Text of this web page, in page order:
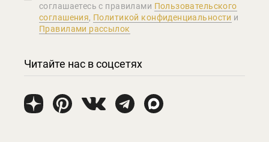
соглашаетеcь с правилами Пользовательского
соглашения, Политикой конфиденциальности и
Правилами рассылок
Читайте нас в соцсетях